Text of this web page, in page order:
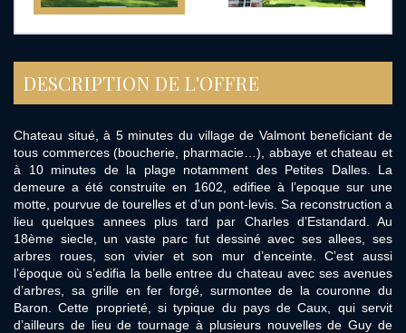
DESCRIPTION DE L'OFFRE
Chateau situé, à 5 minutes du village de Valmont beneficiant de
tous commerces (boucherie, pharmacie…), abbaye et chateau et
à 10 minutes de la plage notamment des Petites Dalles. La
demeure a été construite en 1602, edifiee à l’epoque sur une
motte, pourvue de tourelles et d’un pont-levis. Sa reconstruction a
lieu quelques annees plus tard par Charles d’Estandard. Au
18ème siecle, un vaste parc fut dessiné avec ses allees, ses
arbres roues, son vivier et son mur d’enceinte. C’est aussi
l’époque où s’edifia la belle entree du chateau avec ses avenues
d’arbres, sa grille en fer forgé, surmontee de la couronne du
Baron. Cette proprieté, si typique du pays de Caux, qui servit
d’ailleurs de lieu de tournage à plusieurs nouvelles de Guy de